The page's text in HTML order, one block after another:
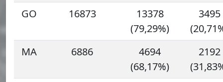
GO
16873
13378
(79,29%)
3495
MA
6886
4694
(68,17%)
2192